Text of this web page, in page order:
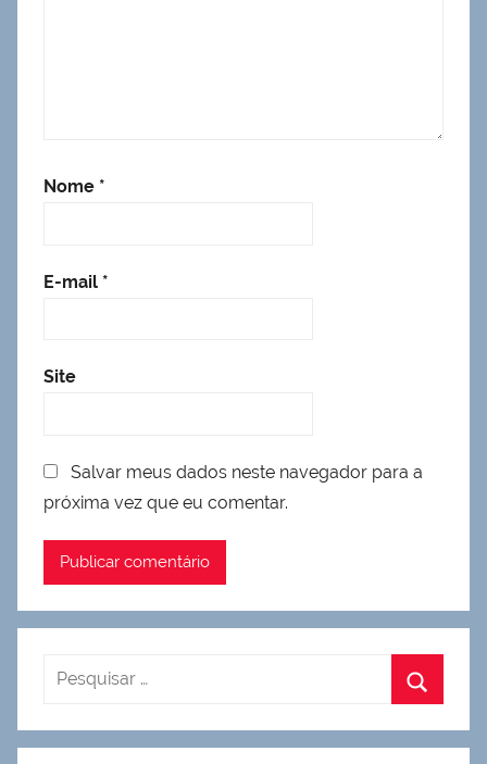
Nome *
E-mail *
Site
Salvar meus dados neste navegador para a
próxima vez que eu comentar.